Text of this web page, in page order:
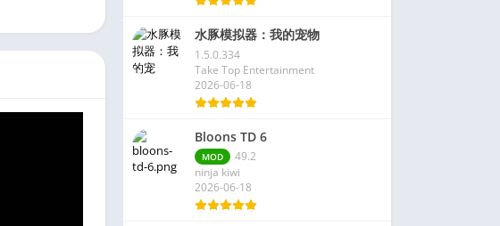
水豚模拟器：我的宠物
1.5.0.334
Take Top Entertainment
2026-06-18
Bloons TD 6
MOD
49.2
ninja kiwi
2026-06-18